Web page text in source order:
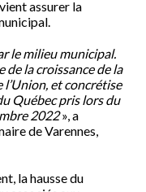
assurer la
le milieu municipal.
de la croissance de la
et concrétise
Québec pris lors du
2022», a
de Varennes,
la hausse du